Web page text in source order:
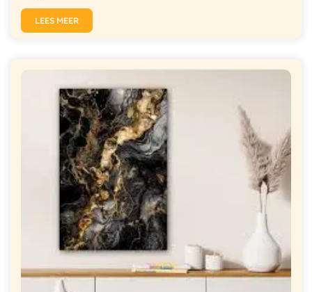
LEES MEER